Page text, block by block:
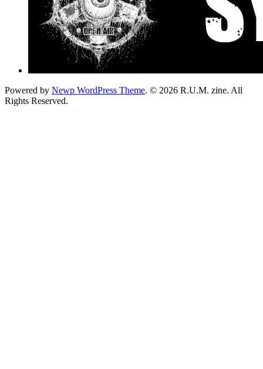
Powered by Newp WordPress Theme. © 2026 R.U.M. zine. All
Rights Reserved.